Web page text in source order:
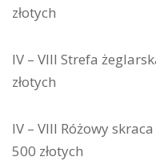
złotych
IV – VIII Strefa
złotych
IV – VIII Różowy
500 złotych